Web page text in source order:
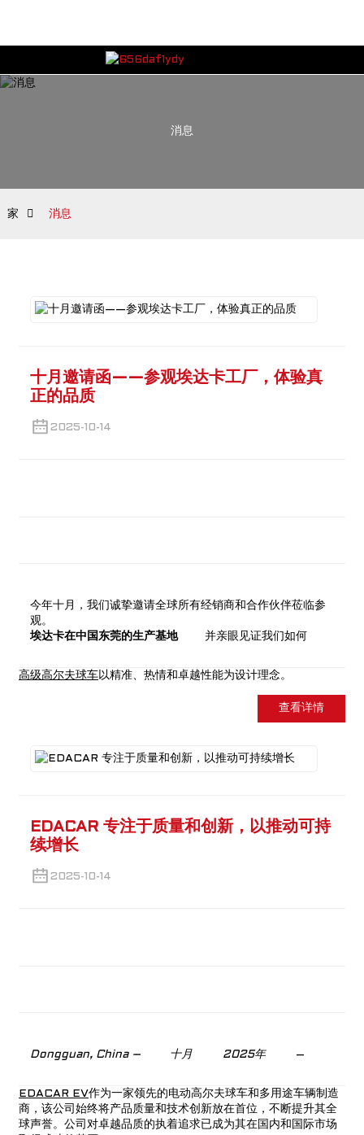
消息
家 消息
十月邀请函——参观埃达卡工厂，体验真
正的品质
2025-10-14
今年十月，我们诚挚邀请全球所有经销商和合作伙伴莅临参
观。
埃达卡在中国东莞的生产基地
并亲眼见证我们如何
高级高尔夫球车以精准、热情和卓越性能为设计理念。
查看详情
EDACAR 专注于质量和创新，以推动可持
续增长
2025-10-14
Dongguan, China – 十月 2025年 –
EDACAR EV作为一家领先的电动高尔夫球车和多用途车辆制造
商，该公司始终将产品质量和技术创新放在首位，不断提升其全
球声誉。公司对卓越品质的执着追求已成为其在国内和国际市场